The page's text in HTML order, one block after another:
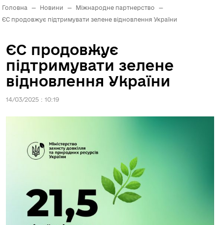
Головна — Новини — Міжнародне партнерство
—
ЄС продовжує підтримувати зелене відновлення України
ЄС продовжує
підтримувати зелене
відновлення України
14/03/2025 : 10:19